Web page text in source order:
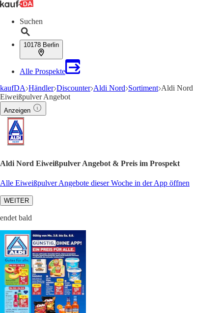
Suchen
10178 Berlin
Alle Prospekte
kaufDA Händler Discounter Aldi Nord Sortiment Aldi Nord
Eiweißpulver Angebot
Anzeigen
Aldi Nord Eiweißpulver Angebot & Preis im Prospekt
Alle Eiweißpulver Angebote dieser Woche in der App öffnen
WEITER
endet bald